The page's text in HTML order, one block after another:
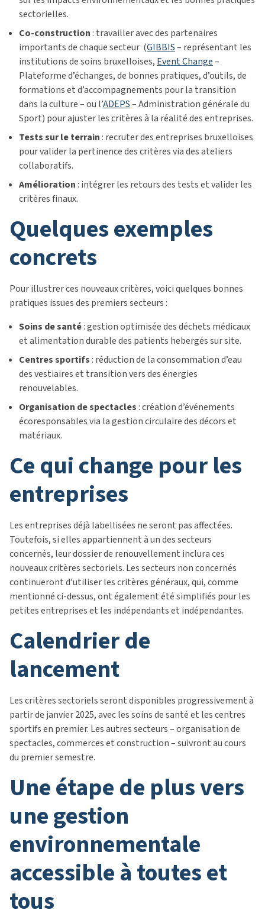
sectorielles.
Co-construction : travailler avec des partenaires
importants de chaque secteur (GIBBIS– représentant les
institutions de soins bruxelloises, Event Change–
Plateforme d’échanges, de bonnes pratiques, d’outils, de
formations et d’accompagnements pour la transition
dans la culture– ou l’ADEPS–Administration générale du
Sport) pour ajuster les critères à la réalité des entreprises.
Tests sur le terrain : recruter des entreprises bruxelloises
pour valider la pertinence des critères via des ateliers
collaboratifs.
Amélioration : intégrer les retours des tests et valider les
critères finaux.
quelques exemples
concrets
Pour illustrer ces nouveaux critères, voici quelques bonnes
pratiques issues des premiers secteurs :
Soins de santé: gestion optimisée des déchets médicaux
et alimentation durable des patients hebergés sur site.
Centres sportifs : réduction de la consommation d’eau
des vestiaires et transition vers des énergies
renouvelables.
Organisation de spectacles : création d’événements
écoresponsables via la gestion circulaire des décors et
matériaux.
ce qui change pour les
entreprises
Les entreprises déjà labellisées ne seront pas affectées.
Toutefois, si elles appartiennent à un des secteurs
concernés, leur dossier de renouvellement inclura ces
nouveaux critères sectoriels. Les secteurs non concernés
continueront d’utiliser les critères généraux, qui, comme
mentionné ci-dessus, ont également été simplifiés pour les
petites entreprises et les indépendants et indépendantes.
calendrier de
lancement
Les critères sectoriels seront disponibles progressivement à
partir de janvier 2025, avec les soins de santé et les centres
sportifs en premier. Les autres secteurs – organisation de
spectacles, commerces et construction – suivront au cours
du premier semestre.
une étape de plus vers
une gestion
environnementale
accessible à toutes et
tous